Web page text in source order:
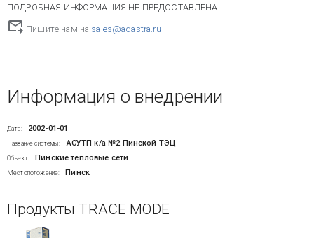
ПОДРОБНАЯ ИНФОРМАЦИЯ НЕ ПРЕДОСТАВЛЕНА
Пишите нам на sales@adastra.ru
Информация о внедрении
Дата: 2002-01-01
Название системы: АСУТП к/а №2 Пинской ТЭЦ
Объект: Пинские тепловые сети
Местоположение: Пинск
Продукты TRACE MODE